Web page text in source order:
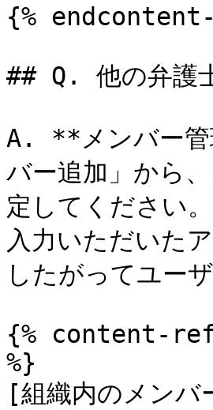
{%
## Q. 他の弁護
A. **メンバー管
バー追加」から
定してください
入力いただいた
したがってユー
{% content-ref
%}
[組織内のメン